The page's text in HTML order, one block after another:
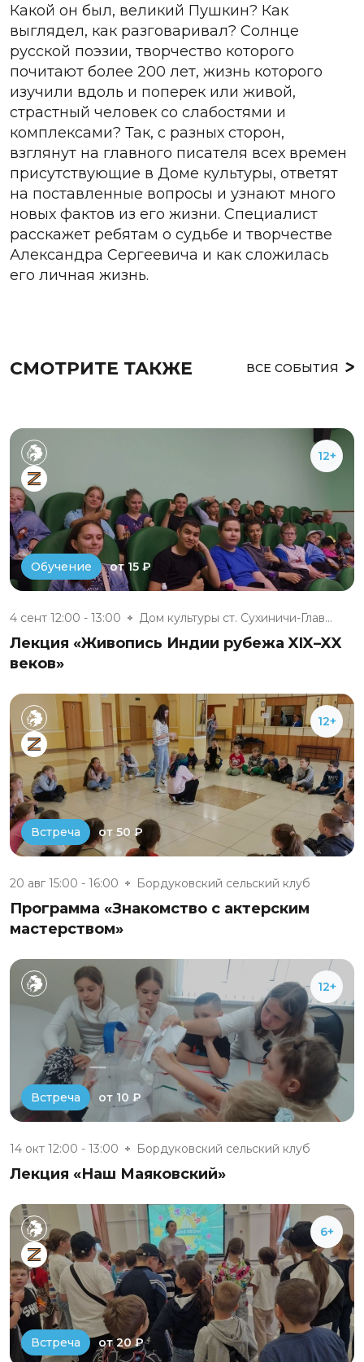
Какой он был, великий Пушкин? Как
выглядел, как разговаривал? Солнце
русской поэзии, творчество которого
почитают более 200 лет, жизнь которого
изучили вдоль и поперек или живой,
страстный человек со слабостями и
комплексами? Так, с разных сторон,
взглянут на главного писателя всех времен
присутствующие в Доме культуры, ответят
на поставленные вопросы и узнают много
новых фактов из его жизни. Специалист
расскажет ребятам о судьбе и творчестве
Александра Сергеевича и как сложилась
его личная жизнь.
СМОТРИТЕ ТАКЖЕ ВСЕ СОБЫТИЯ
12+
Обучение от 15 ₽
4 сент 12:00 - 13:00 Дом культуры ст. Сухиничи-Глав...
Лекция «Живопись Индии рубежа XIX–XX
веков»
12+
Встреча от 50 ₽
20 авг 15:00 - 16:00 Бордуковский сельский клуб
Программа «Знакомство с актерским
мастерством»
12+
Встреча от 10 ₽
14 окт 12:00 - 13:00 Бордуковский сельский клуб
Лекция «Наш Маяковский»
6+
Встреча от 20 ₽